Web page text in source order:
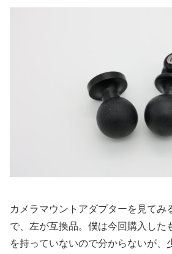
カメラマウントアダプターを見てみ
で、左が互換品。僕は今回購入した
を持っていないので分からないが、